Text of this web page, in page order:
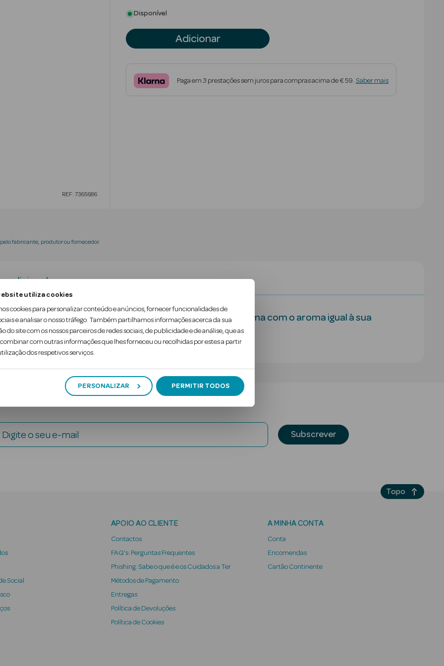
utiliza cookies
cookies para personalizar conteúdo e anúncios, fornecer funcionalidades de
e analisar o nosso tráfego. Também partilhamos informações acerca da sua
do site com os nossos parceiros de redes sociais, de publicidade e de análise, que as
com outras informações que lhes forneceu ou recolhidas por estes a partir
dos respetivos serviços.
PERSONALIZAR PERMITIR TODOS
REF: 7365686
Disponível
Adicionar
Paga em 3 prestações sem juros para compras acima de € 59. Saber mais
fabricante, produtor ou fornecedor.
adicional
O desodorizante Carolina Herrera 212 NYC Men perfuma com o aroma igual à sua
insuperável.
Digite o seu e-mail Subscrever
Social
APOIO AO CLIENTE
Contactos
FAQ's: Perguntas Frequentes
Phishing: Sabe o que é e os Cuidados a Ter
Métodos de Pagamento
Entregas
Política de Devoluções
Política de Cookies
A MINHA CONTA
Conta
Encomendas
Cartão Continente
Topo